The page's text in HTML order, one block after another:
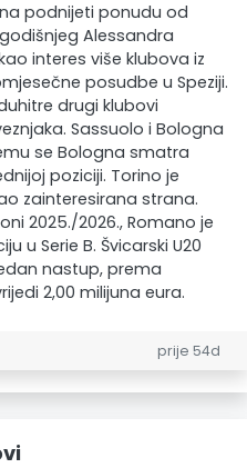
podnijeti ponudu od
Alessandra
interes više klubova iz
posudbe u Speziji.
drugi klubovi
Sassuolo i Bologna
se Bologna smatra
poziciji. Torino je
zainteresirana strana.
2025./2026., Romano je
u Serie B. Švicarski U20
nastup, prema
2,00 milijuna eura.
prije 54d